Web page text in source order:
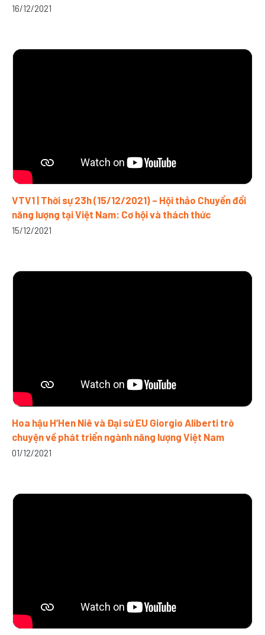
16/12/2021
VTV1 | Thời sự 23h (15/12/2021) – Hội thảo Chuyển đổi
năng lượng tại Việt Nam: Cơ hội và thách thức
15/12/2021
Hoa hậu H’Hen Niê và Đại sứ EU Giorgio Aliberti trò
chuyện về phát triển ngành năng lượng Việt Nam
01/12/2021